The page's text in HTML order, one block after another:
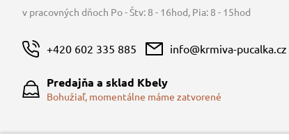
v pracovných dňoch Po - Štv: 8 - 16hod, Pia: 8 - 15hod
+420 602 335 885 info@krmiva-pucalka.cz
Predajňa a sklad Kbely
Bohužiaľ, momentálne máme zatvorené